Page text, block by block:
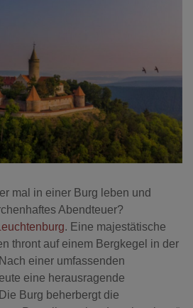
mal in einer Burg leben und
Abendteuer?
. Eine majestätische
thront auf einem Bergkegel in der
einer umfassenden
eine herausragende
Burg beherbergt die